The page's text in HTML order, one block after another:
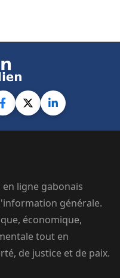
ligne gabonais
générale.
économique,
tout en
de justice et de paix.